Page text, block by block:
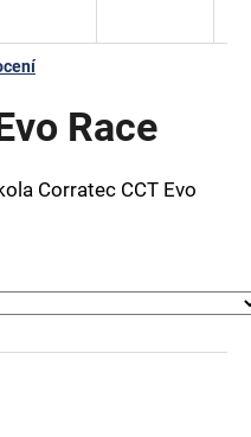
Race
Corratec CCT Evo